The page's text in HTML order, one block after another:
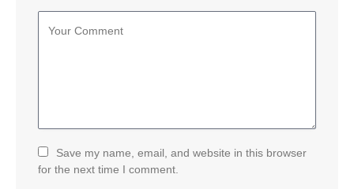
Save my name, email, and website in this browser
for the next time I comment.